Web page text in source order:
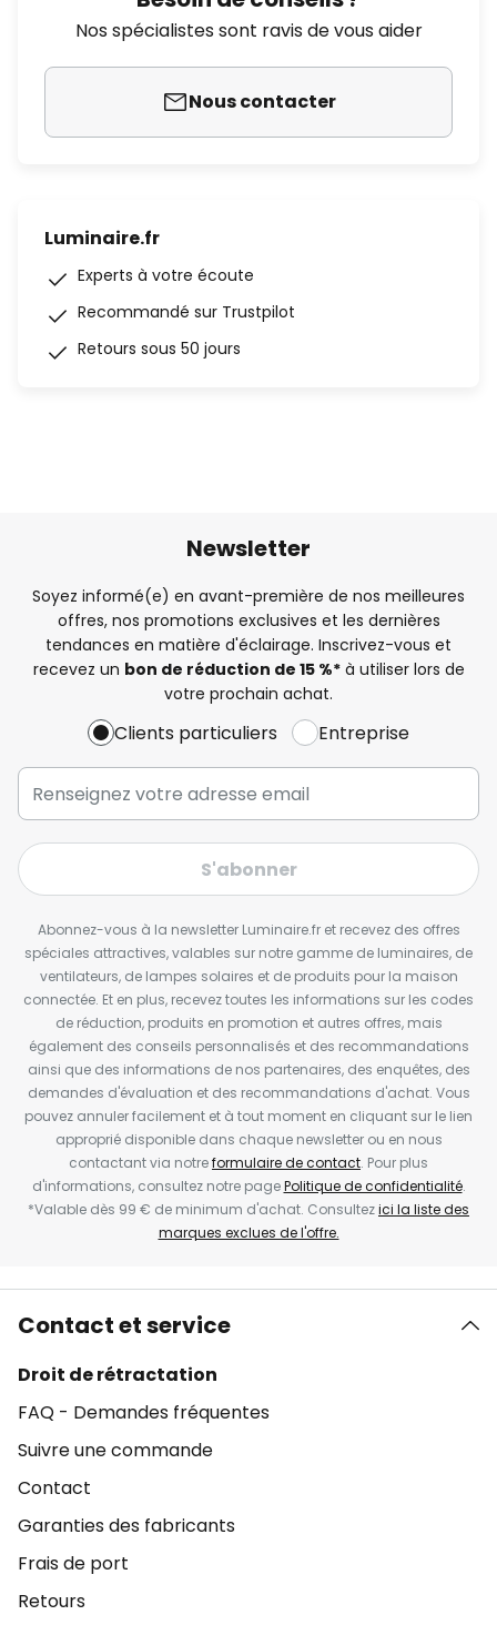
Nos spécialistes sont ravis de vous aider
Nous contacter
Luminaire.fr
Experts à votre écoute
Recommandé sur Trustpilot
Retours sous 50 jours
Newsletter
Soyez informé(e) en avant-première de nos meilleures
offres, nos promotions exclusives et les dernières
tendances en matière d'éclairage. Inscrivez-vous et
recevez un bon de réduction de 15 %*à utiliser lors de
votre prochain achat.
Clients particuliers Entreprise
S'abonner
Abonnez-vous à la newsletter Luminaire.fr et recevez des offres
spéciales attractives, valables sur notre gamme de luminaires, de
ventilateurs, de lampes solaires et de produits pour la maison
connectée. Et en plus, recevez toutes les informations sur les codes
de réduction, produits en promotion et autres offres, mais
également des conseils personnalisés et des recommandations
ainsi que des informations de nos partenaires, des enquêtes, des
demandes d'évaluation et des recommandations d'achat. Vous
pouvez annuler facilement et à tout moment en cliquant sur le lien
approprié disponible dans chaque newsletter ou en nous
contactant via notreformulaire de contact. Pour plus
d'informations, consultez notre pagePolitique de confidentialité.
*Valable dès 99 € de minimum d'achat. Consultezici la liste des
marques exclues de l'offre.
Contact et service
Droit de rétractation
FAQ - Demandes fréquentes
Suivre une commande
Contact
Garanties des fabricants
Frais de port
Retours